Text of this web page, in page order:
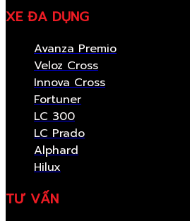
XE ĐA DỤNG
Avanza Premio
Veloz Cross
Innova Cross
Fortuner
LC 300
LC Prado
Alphard
Hilux
TƯ VẤN